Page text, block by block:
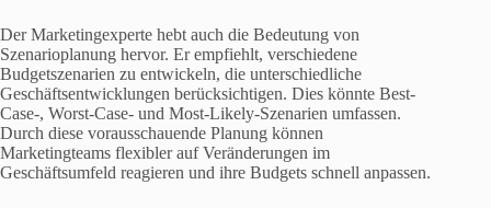
Der Marketingexperte hebt auch die Bedeutung von
Szenarioplanung hervor. Er empfiehlt, verschiedene
Budgetszenarien zu entwickeln, die unterschiedliche
Geschäftsentwicklungen berücksichtigen. Dies könnte Best-
Case-, Worst-Case- und Most-Likely-Szenarien umfassen.
Durch diese vorausschauende Planung können
Marketingteams flexibler auf Veränderungen im
Geschäftsumfeld reagieren und ihre Budgets schnell anpassen.